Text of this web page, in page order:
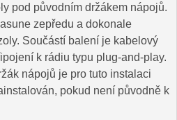
pod původním držákem nápojů.
zepředu a dokonale
Součástí balení je kabelový
k rádiu typu plug-and-play.
nápojů je pro tuto instalaci
pokud není původně k